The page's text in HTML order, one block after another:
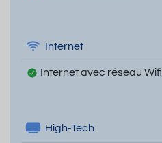
Internet
Internet avec réseau Wifi
High-Tech